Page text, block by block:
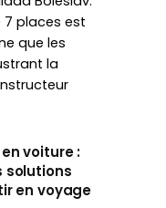
7 places est
que les
la
voiture :
solutions
en voyage